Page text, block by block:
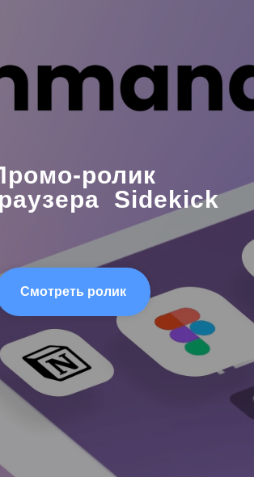
ролик
Sidekick
Смотреть ролик